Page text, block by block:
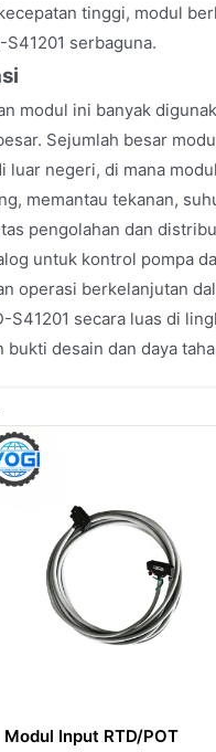
tinggi, modul
serbaguna.
modul ini banyak
Sejumlah besar
luar negeri, di mana
memantau tekanan,
pengolahan dan
untuk kontrol pompa
operasi berkelanjutan
secara luas di
desain dan daya
Input RTD/POT